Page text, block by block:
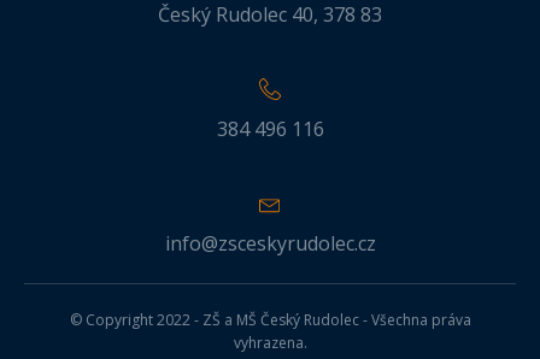
Český Rudolec 40, 378 83
384 496 116
info@zsceskyrudolec.cz
© Copyright 2022 - ZŠ a MŠ Český Rudolec - Všechna práva
vyhrazena.